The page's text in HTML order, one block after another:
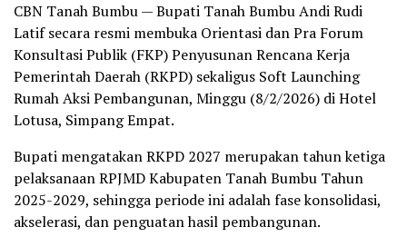
CBN Tanah Bumbu — Bupati Tanah Bumbu Andi Rudi
Latif secara resmi membuka Orientasi dan Pra Forum
Konsultasi Publik (FKP) Penyusunan Rencana Kerja
Pemerintah Daerah (RKPD) sekaligus Soft Launching
Rumah Aksi Pembangunan, Minggu (8/2/2026) di Hotel
Lotusa, Simpang Empat.
Bupati mengatakan RKPD 2027 merupakan tahun ketiga
pelaksanaan RPJMD Kabupaten Tanah Bumbu Tahun
2025-2029, sehingga periode ini adalah fase konsolidasi,
akselerasi, dan penguatan hasil pembangunan.